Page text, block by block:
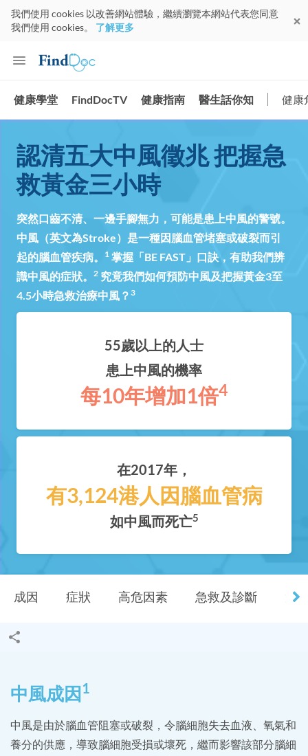
我們使用 cookies 以改善網站體驗，繼續瀏覽本網站代表您同意
我們使用 cookies。 了解更多
健康學堂 FindDocTV 健康指南 醫生話你知 健康
認清五大中風徵兆 把握急
救黃金三小時
突然口齒不清、一邊手腳無力，可能是患上中風的警號。
中風（英文為Stroke）是一種因腦血管堵塞或破裂而引
起的腦血管疾病。
1 掌握「BE FAST」口訣，有助我們辨
識中風的症狀。
2 究竟我們如何預防中風及把握黃金3至
4.5小時急救治療中風？ 3
55歲以上的人士
患上中風的機率
每10年增加1倍4
在2017年，
有3,124港人因腦血管病
如中風而死亡5
成因 症狀 高危因素 急救及診斷 治
中風成因1
中風是由於腦血管阻塞或破裂，令腦細胞失去血液、氧氣和
養分的供應，導致腦細胞受損或壞死，繼而影響該部分腦細